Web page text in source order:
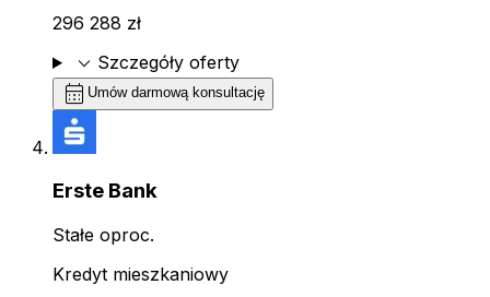
296 288 zł
expand_more Szczegóły oferty
calendar_month Umów darmową konsultację
Erste Bank
Stałe oproc.
Kredyt mieszkaniowy